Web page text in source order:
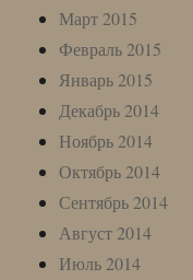
Март 2015
Февраль 2015
Январь 2015
Декабрь 2014
Ноябрь 2014
Октябрь 2014
Сентябрь 2014
Август 2014
Июль 2014